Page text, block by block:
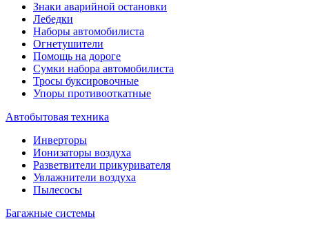
Знаки аварийной остановки
Лебедки
Наборы автомобилиста
Огнетушители
Помощь на дороге
Сумки набора автомобилиста
Тросы буксировочные
Упоры противооткатные
Автобытовая техника
Инверторы
Ионизаторы воздуха
Разветвители прикуривателя
Увлажнители воздуха
Пылесосы
Багажные системы